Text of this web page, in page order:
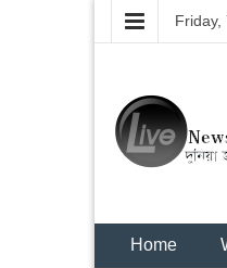
Friday,
Home